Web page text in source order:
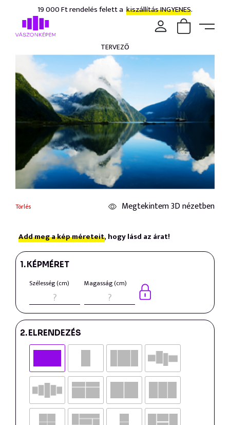
19 000 Ft rendelés felett a kiszállítás INGYENES.
Add meg a kép méreteit, hogy lásd az árat!
1. KÉPMÉRET
Szélesség (cm) Magasság (cm)
2. ELRENDEZÉS
TERVEZŐ
Törlés Megtekintem 3D nézetben